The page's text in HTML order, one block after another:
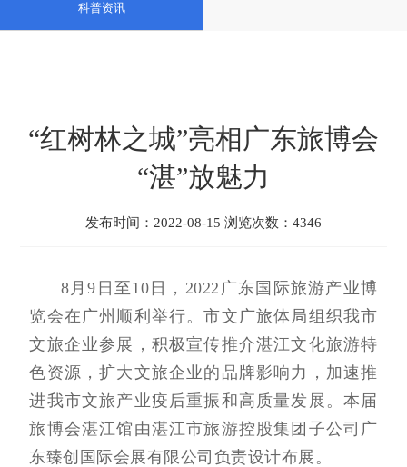
科普资讯
“红树林之城”亮相广东旅博会
“湛”放魅力
发布时间：2022-08-15 浏览次数：4346
8月9日至10日，2022广东国际旅游产业博
览会在广州顺利举行。市文广旅体局组织我市
文旅企业参展，积极宣传推介湛江文化旅游特
色资源，扩大文旅企业的品牌影响力，加速推
进我市文旅产业疫后重振和高质量发展。本届
旅博会湛江馆由湛江市旅游控股集团子公司广
东臻创国际会展有限公司负责设计布展。